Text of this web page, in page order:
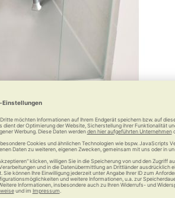
Weitere Informationen